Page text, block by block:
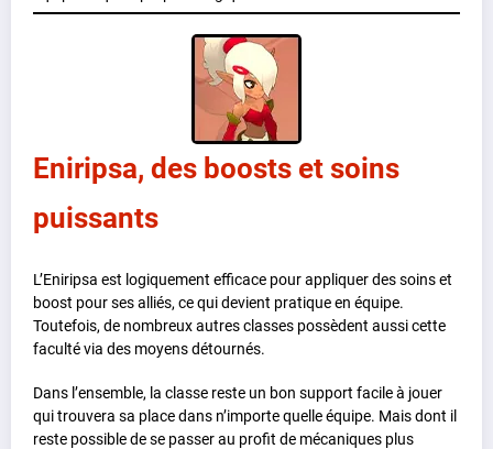
Eniripsa, des boosts et soins
puissants
L’Eniripsa est logiquement efficace pour appliquer des soins et
boost pour ses alliés, ce qui devient pratique en équipe.
Toutefois, de nombreux autres classes possèdent aussi cette
faculté via des moyens détournés.
Dans l’ensemble, la classe reste un bon support facile à jouer
qui trouvera sa place dans n’importe quelle équipe. Mais dont il
reste possible de se passer au profit de mécaniques plus